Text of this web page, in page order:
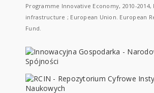
Programme Innovative Economy, 2010-2014,
infrastructure ; European Union. European
Fund.